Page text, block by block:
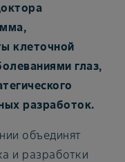
клеточной
глаз,
разработок.
объединят
и разработки